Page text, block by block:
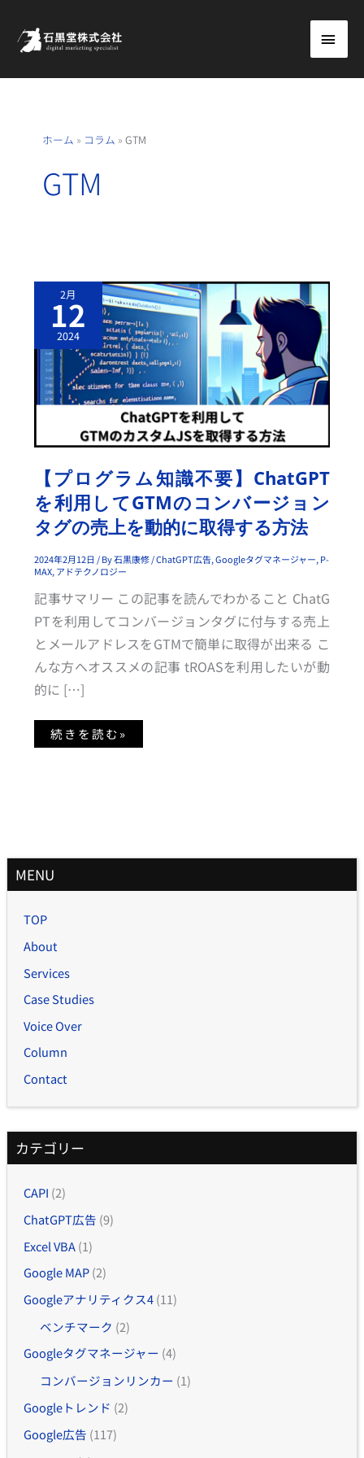
ス
メ
イ
ホーム » コラム » GTM
GTM
2月
12
2024
【プログラム知識不要】ChatGPT
を利用してGTMのコンバージョン
タグの売上を動的に取得する方法
2024年2月12日 / By石黒康修/ChatGPT広告,Googleタグマネージャー, P-
MAX, アドテクノロジー
記事サマリー この記事を読んでわかること ChatG
PTを利用してコンバージョンタグに付与する売上
とメールアドレスをGTMで簡単に取得が出来る こ
んな方へオススメの記事 tROASを利用したいが動
的に […]
【プ
ロ
グ
ラ
ム
知
識
不
要】
C
H
A
P
を
利
用
し
て
G
T
の
コ
ン
バ
ー
ジ
ョ
ン
タ
グ
の
売
上
動
的
に
取
続きを読む»
MENU
TOP
About
Services
Case Studies
Voice Over
Column
Contact
カテゴリー
CAPI (2)
ChatGPT広告 (9)
Excel VBA(1)
Google MAP(2)
Googleアナリティクス4(11)
ベンチマーク (2)
Googleタグマネージャー (4)
コンバージョンリンカー (1)
Googleトレンド (2)
Google広告 (117)
月
別
記
事